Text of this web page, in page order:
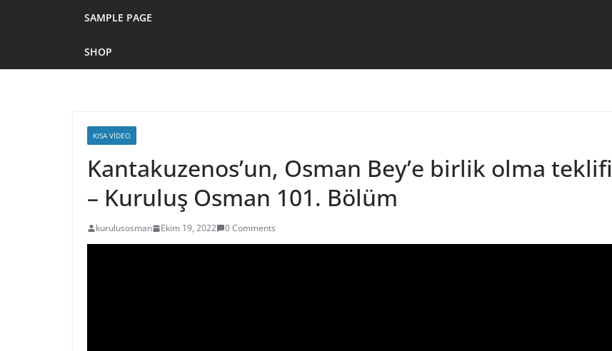
SAMPLE PAGE
SHOP
KISA VIDEO
Kantakuzenos’un, Osman Bey’e birlik olma teklifi
– Kuruluş Osman 101. Bölüm
kurulusosman Ekim 19, 2022 0 Comments